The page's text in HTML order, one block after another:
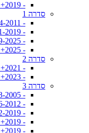
- 2019+ (G06)
סדרה 1
- 2004-2011 (E87)
- 2011-2019 (F20)
- 2019-2025 (F40)
- 2025+ (F70)
סדרה 2
- 2021+ (G42)
- 2023+ (M2 G87)
סדרה 3
- 1998-2005 (E46)
- 2006-2012 (E90)
- 2012-2019 (F30)
- 2019+ (G20)
- 2019+ (M3 G80)